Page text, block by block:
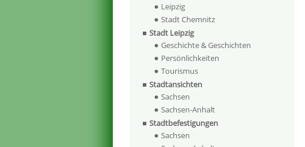
Leipzig
Stadt Chemnitz
Stadt Leipzig
Geschichte & Geschichten
Persönlichkeiten
Tourismus
Stadtansichten
Sachsen
Sachsen-Anhalt
Stadtbefestigungen
Sachsen